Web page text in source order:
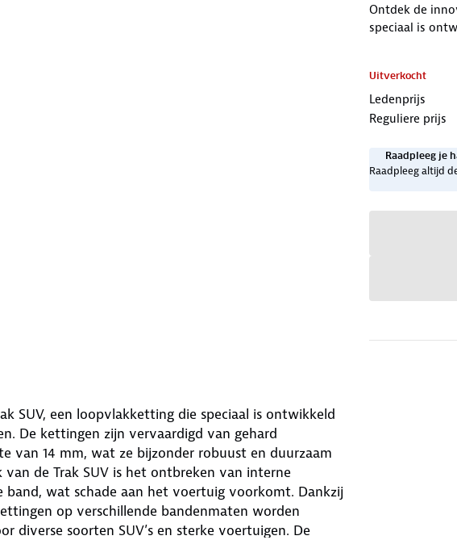
Ontdek de
speciaal is
Uitverkocht
Ledenprijs
Reguliere prijs
Raadpleeg je
Raadpleeg altijd
SUV, een loopvlakketting die speciaal is ontwikkeld
De kettingen zijn vervaardigd van gehard
van 14 mm, wat ze bijzonder robuust en duurzaam
de Trak SUV is het ontbreken van interne
band, wat schade aan het voertuig voorkomt. Dankzij
op verschillende bandenmaten worden
diverse soorten SUV’s en sterke voertuigen. De